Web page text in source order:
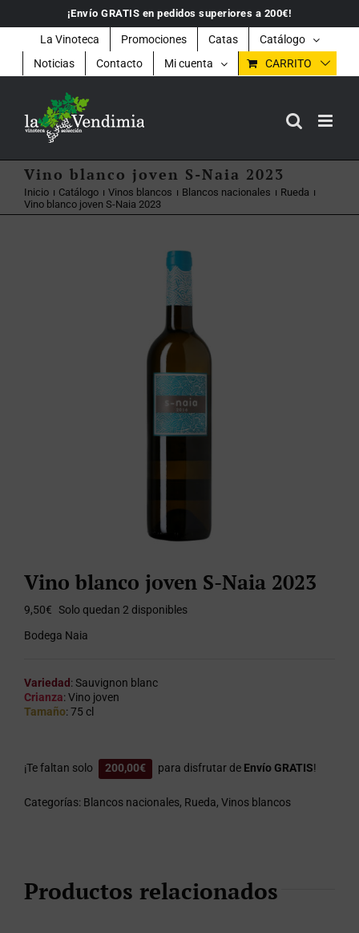
contenido
¡Envío GRATIS en pedidos superiores a 200€!
La Vinoteca Promociones Catas
Catálogo
Noticias
Contacto Mi cuenta CARRITO
Vino blanco joven S-Naia 2023
Inicio Catálogo Vinos blancos Blancos nacionales
Rueda
Vino blanco joven S-Naia 2023
Vino blanco joven S-Naia 2023
9,50€ Solo quedan 2 disponibles
Bodega Naia
Variedad : Sauvignon blanc
Crianza: Vino joven
Tamaño: 75 cl
¡Te faltan solo 200,00€ para disfrutar de Envío GRATIS!
Categorías: Blancos nacionales, Rueda, Vinos blancos
Productos relacionados